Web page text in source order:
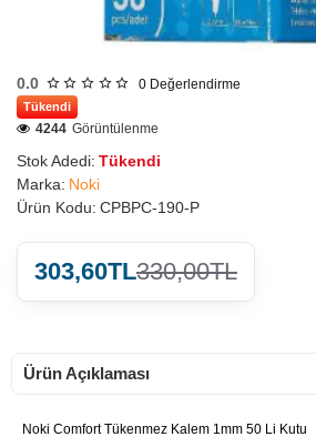
0.0 0 Değerlendirme
Tükendi
Stok Adedi: Tükendi
Marka: Noki
Ürün Kodu: CPBPC-190-P
4244 Görüntülenme
303,60TL330,00TL
Ürün Açıklaması
Noki Comfort Tükenmez Kalem 1mm 50 Li Kutu